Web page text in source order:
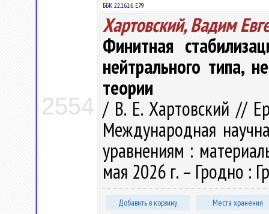
2554
ББК 22.161.6 Е79
Хартовский, Вадим
Финитная
нейтрального типа,
теории
/ В. Е. Хартовский //
Международная
уравнениям :
мая 2026 г. – Гродно :
Добавить в корзину Места хранения